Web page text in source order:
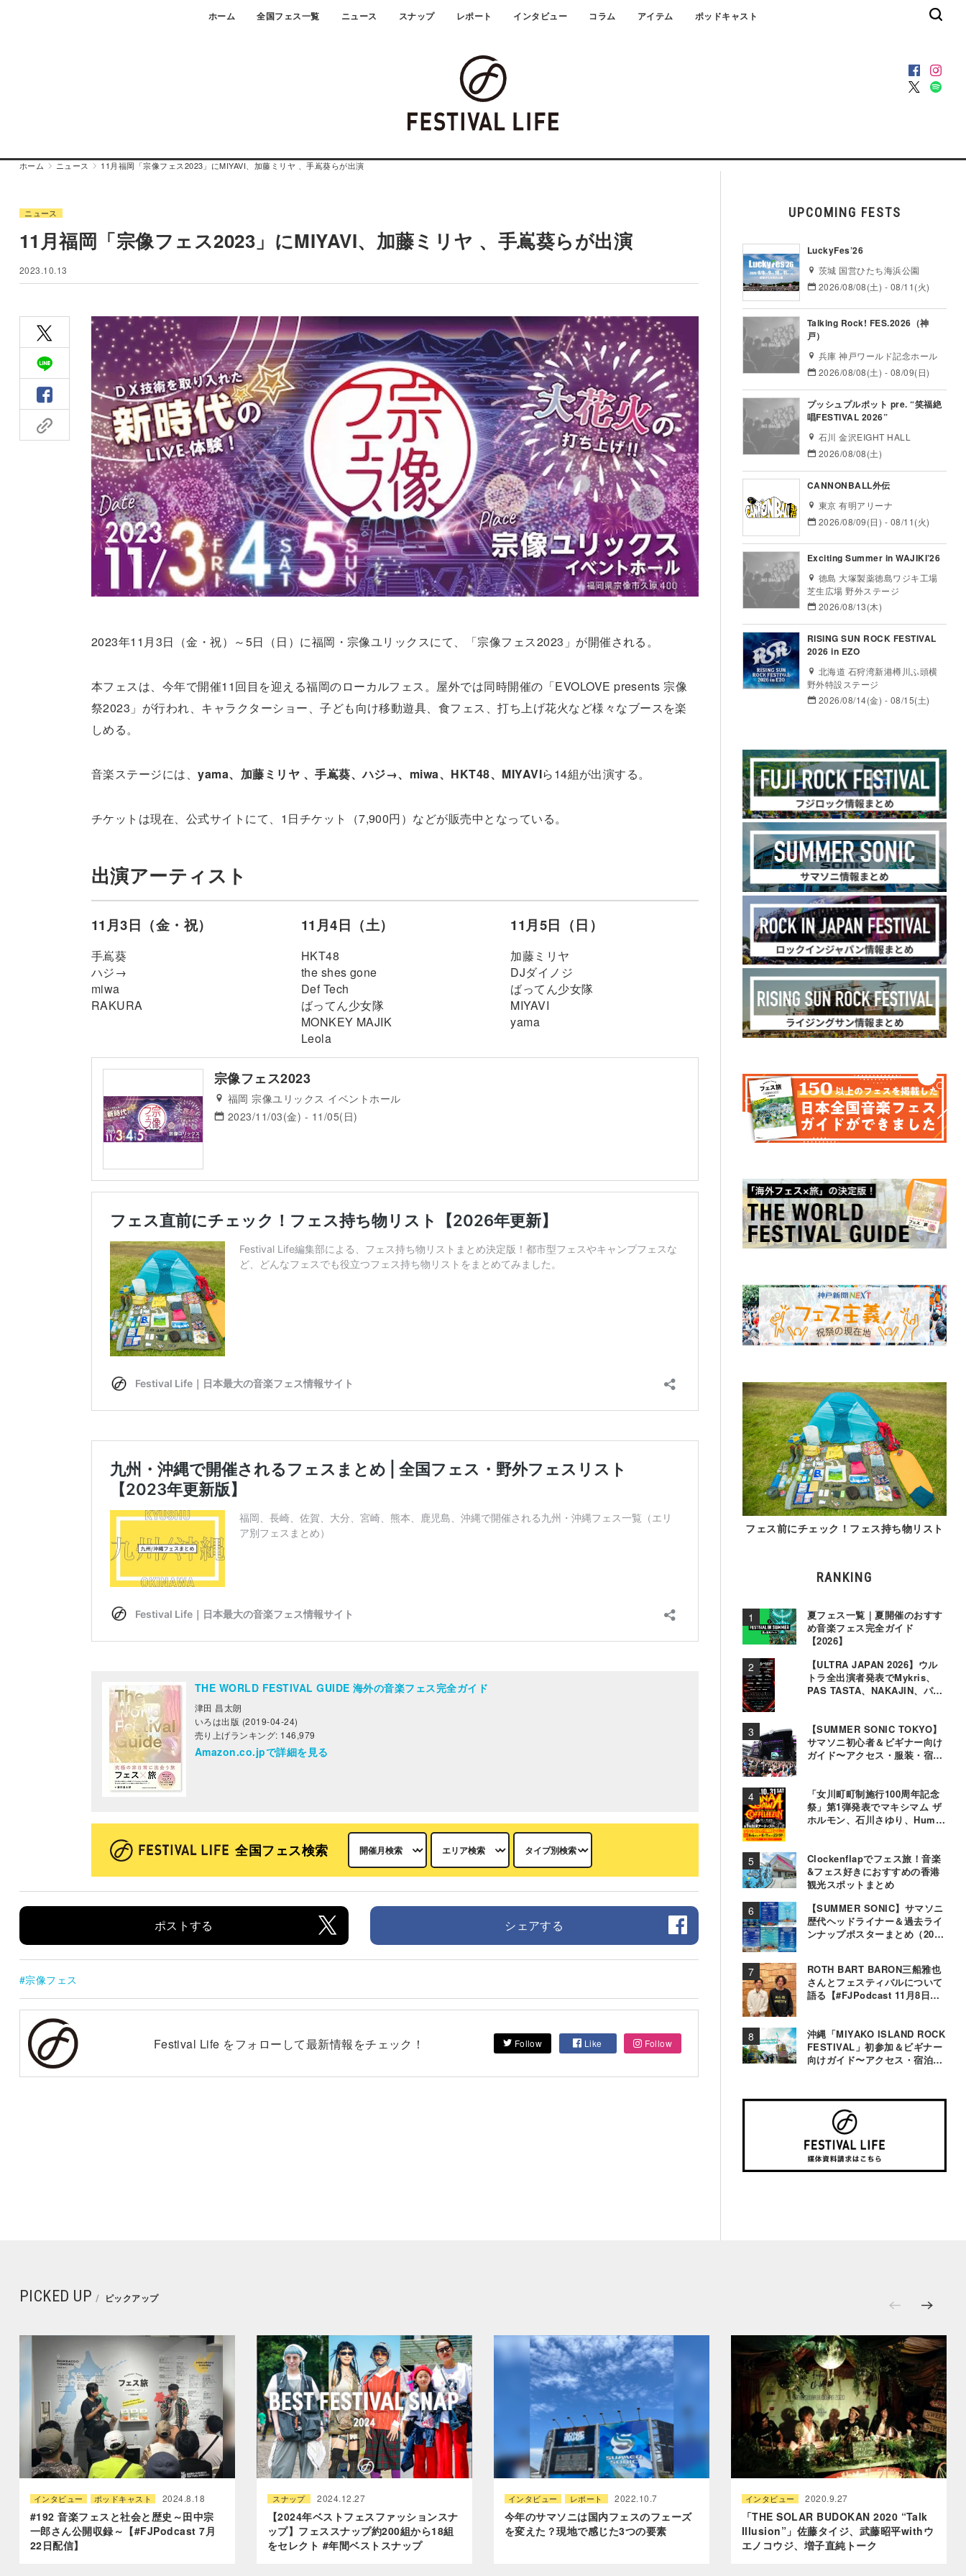
ホーム 全国フェス一覧 ニュース スナップ レポート インタビュー コラム アイテム ポッドキャスト
ホーム ニュース 11月福岡「宗像フェス2023」にMIYAVI、加藤ミリヤ 、手嶌葵らが出演
ニュース
11月福岡「宗像フェス2023」にMIYAVI、加藤ミリヤ 、手嶌葵らが出演
2023.10.13
2023年11月3日（金・祝）～5日（日）に福岡・宗像ユリックスにて、「宗像フェス2023」が開催される。
本フェスは、今年で開催11回目を迎える福岡のローカルフェス。屋外では同時開催の「EVOLOVE presents 宗像
祭2023」が行われ、キャラクターショー、子ども向け移動遊具、食フェス、打ち上げ花火など様々なブースを楽
しめる。
音楽ステージには、yama、加藤ミリヤ 、手嶌葵、ハジ→、miwa、HKT48、MIYAVIら14組が出演する。
チケットは現在、公式サイトにて、1日チケット（7,900円）などが販売中となっている。
出演アーティスト
11月3日（金・祝）
手嶌葵
ハジ→
miwa
RAKURA
11月4日（土）
HKT48
the shes gone
Def Tech
ばってん少女隊
MONKEY MAJIK
Leola
11月5日（日）
加藤ミリヤ
DJダイノジ
ばってん少女隊
MIYAVI
yama
宗像フェス2023
福岡 宗像ユリックス イベントホール
2023/11/03(金) - 11/05(日)
THE WORLD FESTIVAL GUIDE 海外の音楽フェス完全ガイド
津田 昌太朗
いろは出版 (2019-04-24)
売り上げランキング: 146,979
Amazon.co.jpで詳細を見る
全国フェス検索
ポストする シェアする
宗像フェス
Festival Life をフォローして最新情報をチェック！ Follow Like Follow
UPCOMING FESTS
LuckyFes’26
茨城 国営ひたち海浜公園
2026/08/08(土) - 08/11(火)
Talking Rock! FES.2026（神
戸）
兵庫 神戸ワールド記念ホール
2026/08/08(土) - 08/09(日)
プッシュプルポット pre. “笑福絶
唱FESTIVAL 2026”
石川 金沢EIGHT HALL
2026/08/08(土)
CANNONBALL外伝
東京 有明アリーナ
2026/08/09(日) - 08/11(火)
Exciting Summer in WAJIKI’26
徳島 大塚製薬徳島ワジキ工場
芝生広場 野外ステージ
2026/08/13(木)
RISING SUN ROCK FESTIVAL
2026 in EZO
北海道 石狩湾新港樽川ふ頭横
野外特設ステージ
2026/08/14(金) - 08/15(土)
フェス前にチェック！フェス持ち物リスト
RANKING
夏フェス一覧｜夏開催のおすす
め音楽フェス完全ガイド
【2026】
【ULTRA JAPAN 2026】ウル
トラ全出演者発表でMykris、
PAS TASTA、NAKAJIN、パソ
【SUMMER SONIC TOKYO】
サマソニ初心者＆ビギナー向け
ガイド〜アクセス・服装・宿泊
「女川町町制施行100周年記念
祭」第1弾発表でマキシマム ザ
ホルモン、石川さゆり、Hump
Clockenflapでフェス旅！音楽
&フェス好きにおすすめの香港
観光スポットまとめ
【SUMMER SONIC】サマソニ
歴代ヘッドライナー＆過去ライ
ンナップポスターまとめ（2000
ROTH BART BARON三船雅也
さんとフェスティバルについて
語る【#FJPodcast 11月8日配
沖縄「MIYAKO ISLAND ROCK
FESTIVAL」初参加＆ビギナー
向けガイド〜アクセス・宿泊・
PICKED UP ピックアップ
インタビュー ポッドキャスト 2024.8.18
#192 音楽フェスと社会と歴史～田中宗
一郎さん公開収録～【#FJPodcast 7月
22日配信】
スナップ 2024.12.27
【2024年ベストフェスファッションスナ
ップ】フェススナップ約200組から18組
をセレクト #年間ベストスナップ
インタビュー レポート 2022.10.7
今年のサマソニは国内フェスのフェーズ
を変えた？現地で感じた3つの要素
インタビュー 2020.9.27
「THE SOLAR BUDOKAN 2020 “Talk
Illusion”」佐藤タイジ、武藤昭平withウ
エノコウジ、増子直純トーク